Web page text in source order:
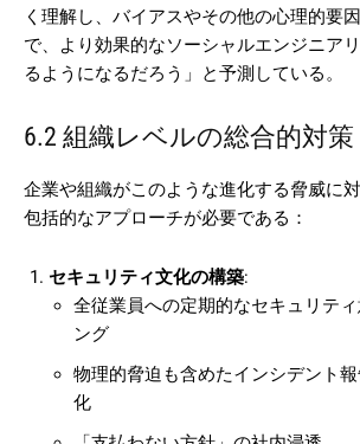
く理解し、バイアスやその他の心理的要
で、より効果的なソーシャルエンジニア
るようになるだろう」と予測している。
6.2 組織レベルの総合的対策
企業や組織がこのような進化する脅威に
包括的なアプローチが必要である：
セキュリティ文化の構築:
全従業員への定期的なセキュリテ
ング
物理的脅迫も含めたインシデント
化